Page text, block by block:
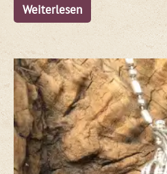
Weiterlesen